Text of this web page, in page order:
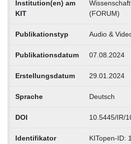
Institution(en) am
KIT
(FORUM)
Publikationstyp Audio &
Publikationsdatum 07.08.2024
Erstellungsdatum 29.01.2024
Sprache Deutsch
DOI 10.5445/IR/
Identifikator KITopen-ID: